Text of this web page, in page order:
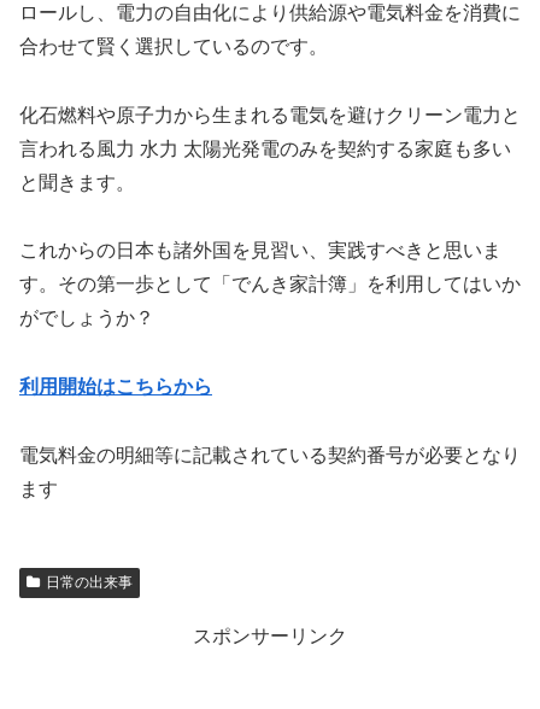
ロールし、電力の自由化により供給源や電気料金を消費に
合わせて賢く選択しているのです。
化石燃料や原子力から生まれる電気を避けクリーン電力と
言われる風力 水力 太陽光発電のみを契約する家庭も多い
と聞きます。
これからの日本も諸外国を見習い、実践すべきと思いま
す。その第一歩として「でんき家計簿」を利用してはいか
がでしょうか？
利用開始はこちらから
電気料金の明細等に記載されている契約番号が必要となり
ます
日常の出来事
スポンサーリンク